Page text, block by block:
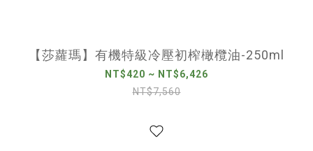
【莎蘿瑪】有機特級冷壓初榨橄欖油-250ml
NT$420 ~ NT$6,426
NT$7,560